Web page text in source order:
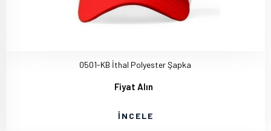
0501-KB İthal Polyester Şapka
Fiyat Alın
İNCELE